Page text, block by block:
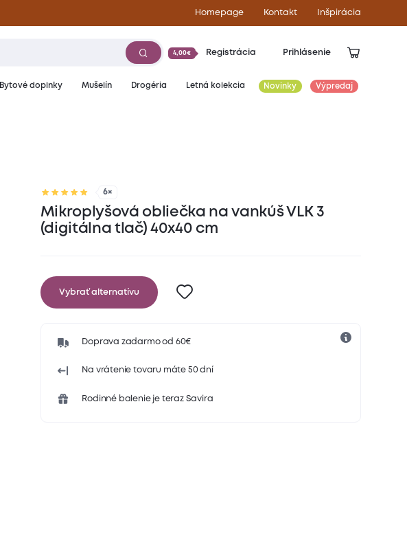
Homepage Kontakt Inšpirácia
4,00€ Registrácia Prihlásenie
Bytové doplnky Mušelín Drogéria Letná kolekcia Novinky Výpredaj
6×
Mikroplyšová obliečka na vankúš VLK 3
(digitálna tlač) 40x40 cm
Vybrať alternatívu
Doprava zadarmo od 60€
Na vrátenie tovaru máte 50 dní
Rodinné balenie je teraz Savira